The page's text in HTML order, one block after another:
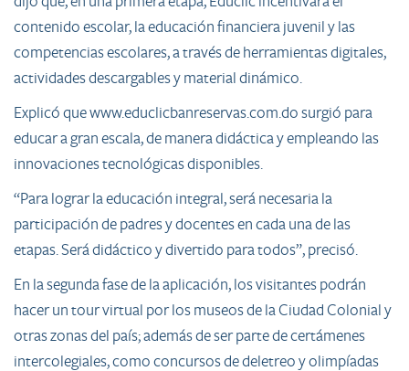
contenido escolar, la educación financiera juvenil y las
competencias escolares, a través de herramientas digitales,
actividades descargables y material dinámico.
Explicó que www.educlicbanreservas.com.do surgió para
educar a gran escala, de manera didáctica y empleando las
innovaciones tecnológicas disponibles.
“Para lograr la educación integral, será necesaria la
participación de padres y docentes en cada una de las
etapas. Será didáctico y divertido para todos”, precisó.
En la segunda fase de la aplicación, los visitantes podrán
hacer un tour virtual por los museos de la Ciudad Colonial y
otras zonas del país; además de ser parte de certámenes
intercolegiales, como concursos de deletreo y olimpíadas